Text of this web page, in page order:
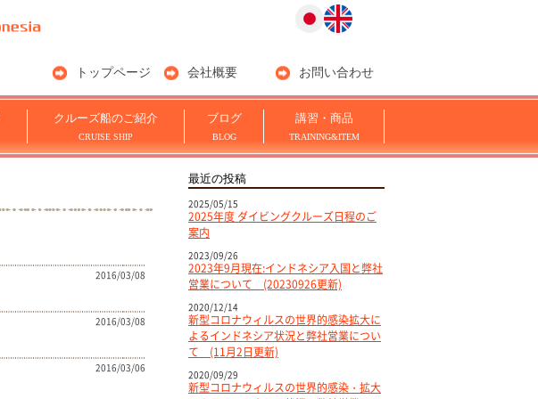
トップページ 会社概要 お問い合わせ
クルーズ船のご紹介
CRUISE SHIP
ブログ
BLOG
講習・商品
TRAINING&ITEM
2016/03/08
2016/03/08
2016/03/06
最近の投稿
2025/05/15
2025年度 ダイビングクルーズ日程のご
案内
2023/09/26
2023年9月現在:インドネシア入国と弊社
営業について (20230926更新)
2020/12/14
新型コロナウィルスの世界的感染拡大に
よるインドネシア状況と弊社営業につい
て (11月2日更新)
2020/09/29
新型コロナウィルスの世界的感染・拡大